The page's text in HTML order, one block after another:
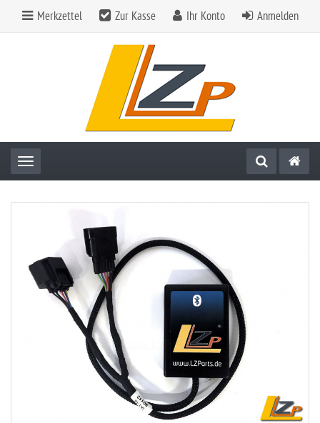
Merkzettel Zur Kasse Ihr Konto Anmelden
Toggle navigation